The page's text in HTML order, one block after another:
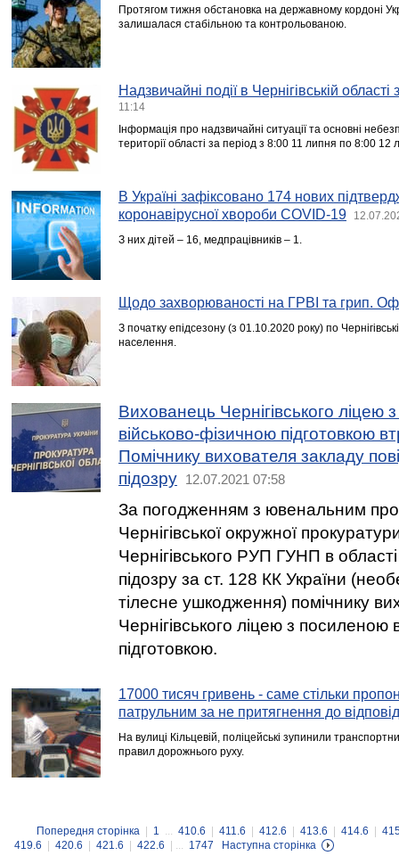
Протягом тижня обстановка на державному кордоні
залишалася стабільною та контрольованою.
Надзвичайні події в Чернігівській
11:14
Інформація про надзвичайні ситуації та основні
території області за період з 8:00 11 липня по 8:00 12
В Україні зафіксовано 174 нових
коронавірусної хвороби COVID-19
З них дітей – 16, медпрацівників – 1.
Щодо захворюваності на ГРВІ та грип.
З початку епідсезону (з 01.10.2020 року) по
населення.
Вихованець Чернігівського ліцею
військово-фізичною підготовкою
Помічнику вихователя закладу
підозру
12.07.2021 07:58
За погодженням з ювенальним
Чернігівської окружної
Чернігівського РУП ГУНП в
підозру за ст. 128 КК України
тілесне ушкодження) помічнику
Чернігівського ліцею з посиленою
підготовкою.
17000 тисяч гривень - саме стільки
патрульним за не притягнення до
На вулиці Кільцевій, поліцейські зупинили
правил дорожнього руху.
Попередня сторінка 1 ... 410.6 411.6 412.6 413.6 414.6
419.6
420.6 421.6 422.6 | ... 1747 Наступна сторінка